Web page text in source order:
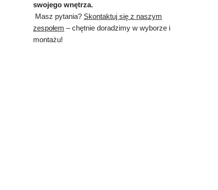
swojego wnętrza.
Masz pytania? Skontaktuj się z naszym
zespołem – chętnie doradzimy w wyborze i
montażu!